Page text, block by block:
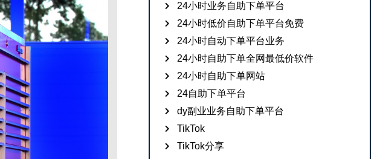
24小时业务自助下单平台
24小时低价自助下单平台免费
24小时自动下单平台业务
24小时自助下单全网最低价软件
24小时自助下单网站
24自助下单平台
dy副业业务自助下单平台
TikTok
TikTok分享